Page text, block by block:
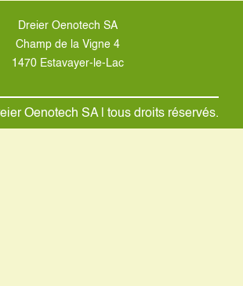
Dreier Oenotech SA
Champ de la Vigne 4
1470 Estavayer-le-Lac
Oenotech SA | tous droits réservés.